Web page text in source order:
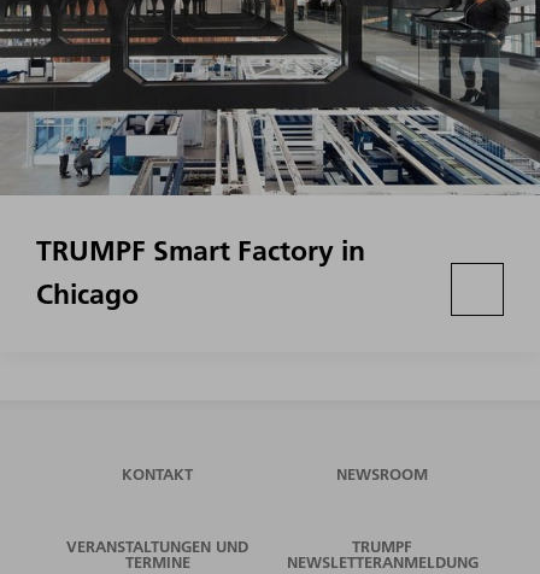
TRUMPF Smart Factory in
Chicago
KONTAKT NEWSROOM
VERANSTALTUNGEN UND
TERMINE
TRUMPF
NEWSLETTERANMELDUNG